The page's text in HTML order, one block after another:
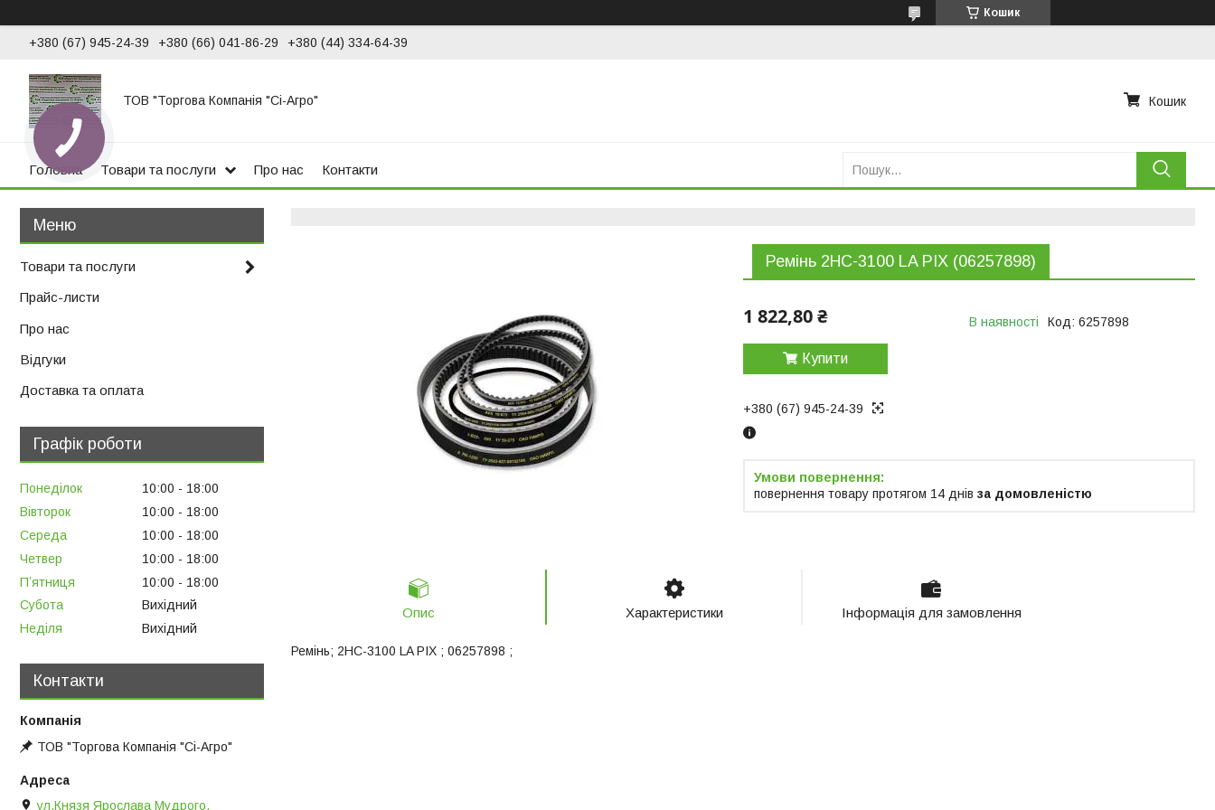
Кошик
+380 (67) 945-24-39 +380 (66) 041-86-29 +380 (44) 334-64-39
ТОВ "Торгова Компанія "Сі-Агро" Кошик
Головна Товари та послуги Про нас Контакти
Ремінь 2НС-3100 LA PIX (06257898)
1 822,80 ₴ В наявності Код: 6257898
Купити
+380 (67) 945-24-39
повернення товару протягом 14 днів за домовленістю
Опис Характеристики Інформація для замовлення
Ремінь; 2НС-3100 LA PIX ; 06257898 ;
Товари та послуги
Прайс-листи
Про нас
Відгуки
Доставка та оплата
Графік роботи
Понеділок 10:00
18:00
Вівторок
10:00
18:00
Середа
10:00
18:00
Четвер
10:00
18:00
Пʼятниця
10:00
18:00
Субота
Вихідний
Неділя
Вихідний
Контакти
ТОВ "Торгова Компанія "Сі-Агро"
ул.Князя Ярослава Мудрого,